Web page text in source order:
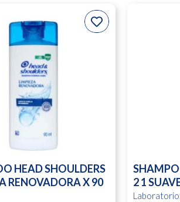
HEAD SHOULDERS
RENOVADORA X 90
2 1